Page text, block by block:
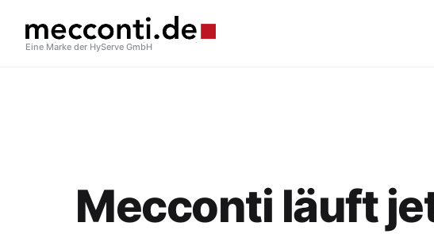
Eine Marke der HyServe GmbH
Mecconti läuft